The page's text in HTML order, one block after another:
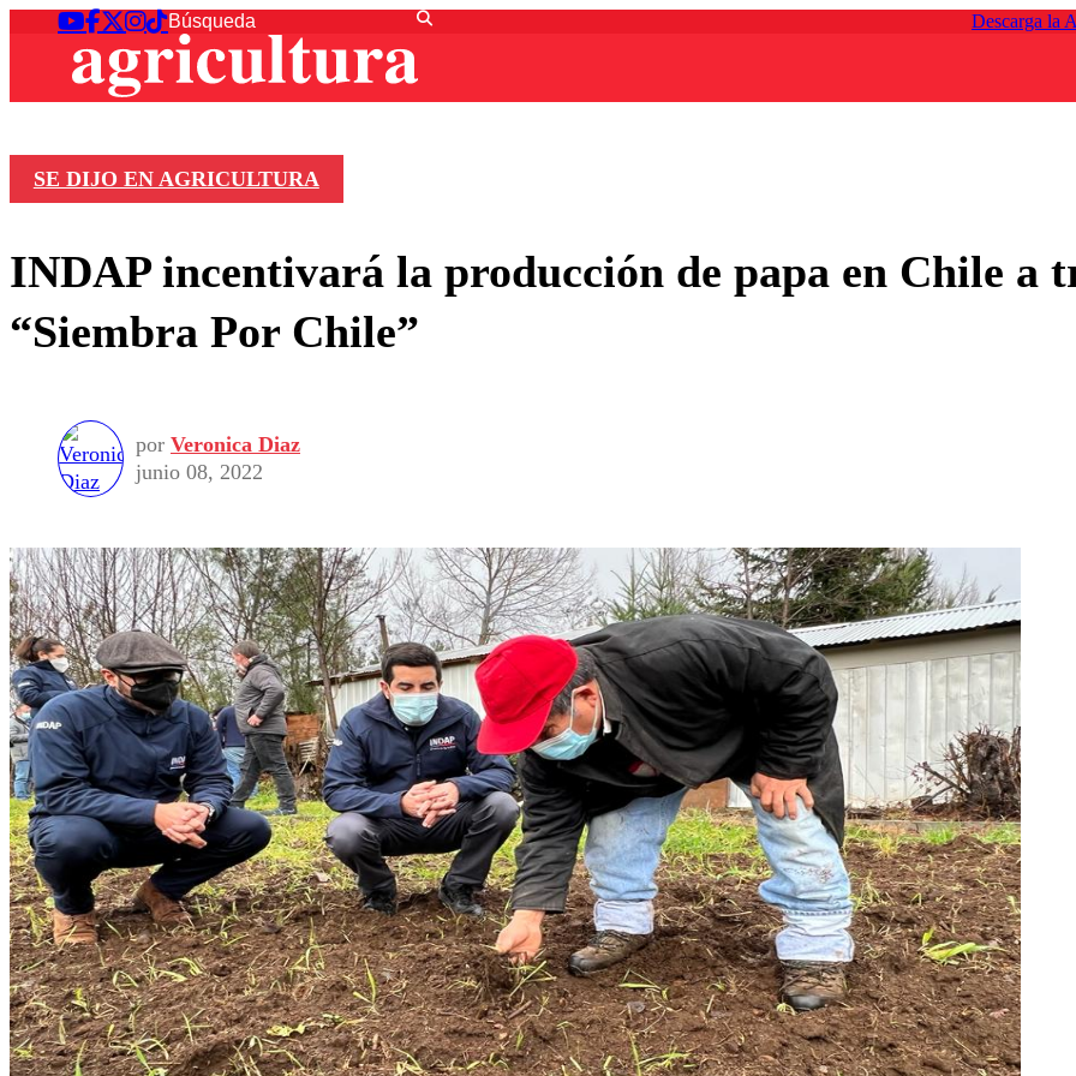
Descarga la
SE DIJO EN AGRICULTURA
INDAP incentivará la producción de papa en Chile a
“Siembra Por Chile”
por Veronica Diaz
junio 08, 2022